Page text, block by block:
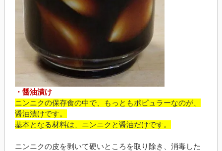
・醤油漬け
ニンニクの保存食の中で、もっともポピュラーなのが、
醤油漬けです。
基本となる材料は、ニンニクと醤油だけです。
ニンニクの皮を剥いて硬いところを取り除き、消毒した